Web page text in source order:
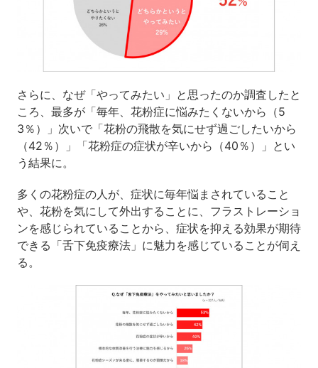
さらに、なぜ「やってみたい」と思ったのか調査したと
ころ、最多が「毎年、花粉症に悩みたくないから（5
3％）」次いで「花粉の飛散を気にせず過ごしたいから
（42％）」「花粉症の症状が辛いから（40％）」とい
う結果に。
多くの花粉症の人が、症状に毎年悩まされていること
や、花粉を気にして外出することに、フラストレーショ
ンを感じられていることから、症状を抑える効果が期待
できる「舌下免疫療法」に魅力を感じていることが伺え
る。